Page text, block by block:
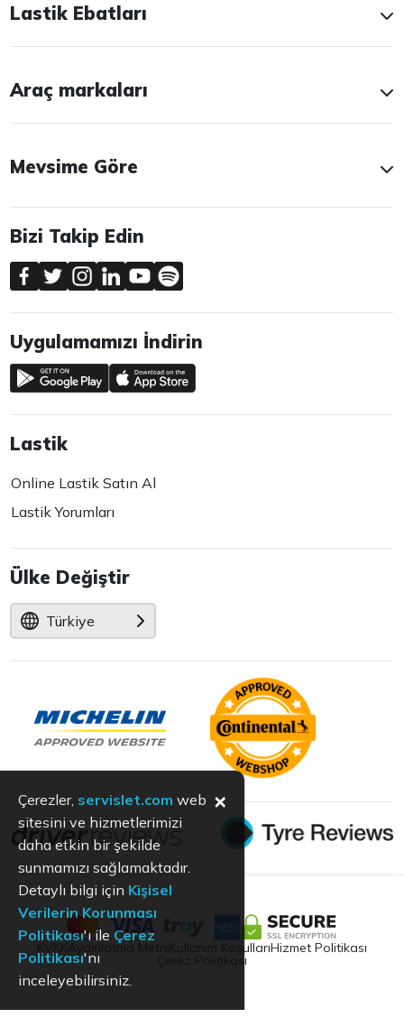
Lastik Ebatları
Araç markaları
Mevsime Göre
Bizi Takip Edin
Uygulamamızı İndirin
Lastik
Online Lastik Satın Al
Lastik Yorumları
Ülke Değiştir
Türkiye
Aydınlatma Metni Kullanım KoşullarıHizmet Politikası
Çerez Politikası
Çerezler, servislet.com web
sitesini ve hizmetlerimizi
daha etkin bir şekilde
sunmamızı sağlamaktadır.
Detaylı bilgi için Kişisel
Verilerin Korunması
Politikası'ı ile Çerez
Politikası'nı
inceleyebilirsiniz.
×